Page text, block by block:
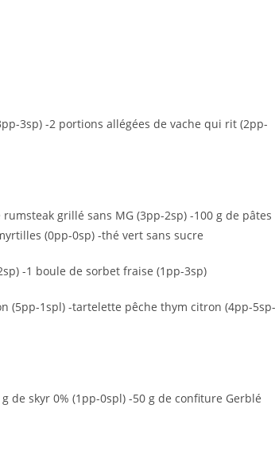
3sp) -2 portions allégées de vache qui rit (2pp-
grillé sans MG (3pp-2sp) -100 g de pâtes
(0pp-0sp) -thé vert sans sucre
-1 boule de sorbet fraise (1pp-3sp)
(5pp-1spl) -tartelette pêche thym citron (4pp-5sp-
de skyr 0% (1pp-0spl) -50 g de confiture Gerblé